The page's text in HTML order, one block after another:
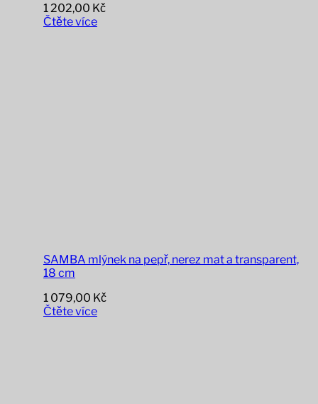
1 202,00 Kč
Čtěte více
SAMBA mlýnek na pepř, nerez mat a transparent,
18 cm
1 079,00 Kč
Čtěte více